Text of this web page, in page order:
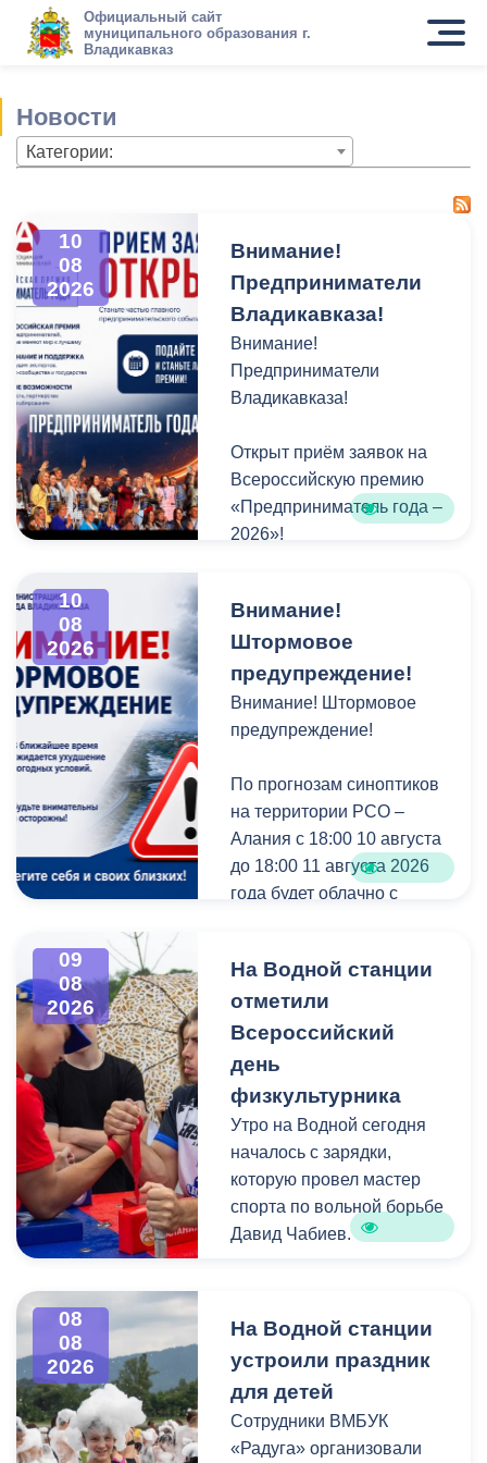
Официальный сайт
муниципального образования г.
Владикавказ
Новости
Категории:
10
08
2026
Внимание!
Предприниматели
Владикавказа!
Внимание!
Предприниматели
Владикавказа!
Открыт приём заявок на
Всероссийскую премию
«Предприниматель года –
2026»!
• самозанятые,
• малый и средний
бизнес,
• крупные компании.
которых новые:
«Беспилотные системы»,
«СВОй бизнес»,
«Традиционное ремесло»,
«Креативная индустрия»,
туризма».
Почему стоит подать
- Всероссийское
признание,
- Нетворкинг с лидерами
рынка,
- Оценка от ведущих
предпринимателей РФ,
(включая зарубежье).
Оценка идёт по шести
ключевым индексам: рост,
узнаваемость, инновации,
продажи, социальная
10
08
2026
Внимание!
Штормовое
предупреждение!
Внимание! Штормовое
предупреждение!
По прогнозам синоптиков
на территории РСО –
Алания с 18:00 10 августа
до 18:00 11 августа 2026
года будет облачно с
в отдельных районах
сильный, гроза. Ветер при
грозе местами с
усилением 20-25 м-с.
09
08
2026
На Водной станции
отметили
Всероссийский
день
физкультурника
Утро на Водной сегодня
началось с зарядки,
которую провел мастер
спорта по вольной борьбе
Давид Чабиев.
волейбол, стритбол,
баскетбол, метание ножей,
стретчинг, мас-рестлинг и
стрельбу из лука. Для
ценителей активного
08
08
2026
На Водной станции
устроили праздник
для детей
Сотрудники ВМБУК
«Радуга» организовали